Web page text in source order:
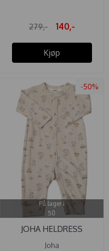
279,- 140,-
Kjøp
-50%
På lager i
50
JOHA HELDRESS
MARKBLOMSTER ...
Joha